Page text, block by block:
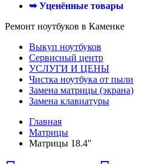
➥ Уценённые товары
Ремонт ноутбуков в Каменке
Выкуп ноутбуков
Сервисный центр
УСЛУГИ И ЦЕНЫ
Чистка ноутбука от пыли
Замена матрицы (экрана)
Замена клавиатуры
Главная
Матрицы
Матрицы 18.4"